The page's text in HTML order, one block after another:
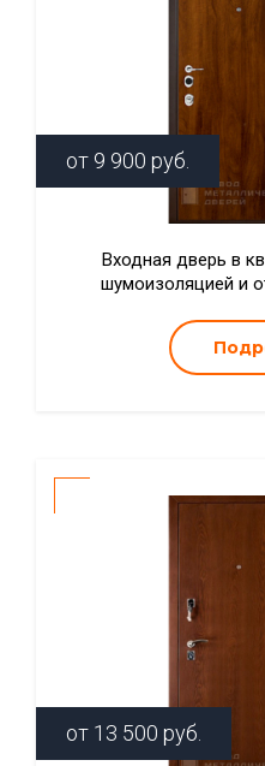
от 9 900 руб.
Входная дверь в
шумоизоляцией и
от 13 500 руб.